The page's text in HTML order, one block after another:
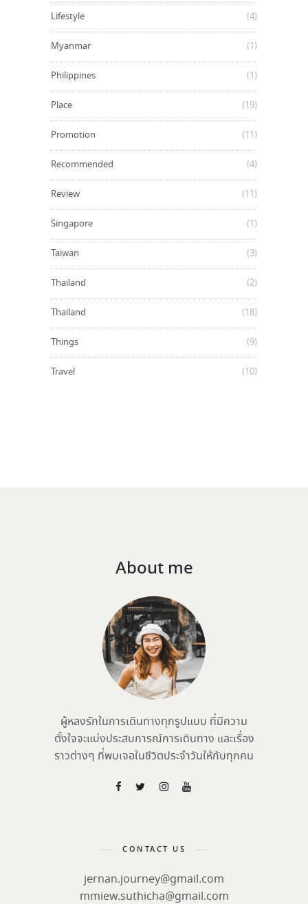
Lifestyle (4)
Myanmar (1)
Philippines (1)
Place (19)
Promotion (11)
Recommended (4)
Review (11)
Singapore (1)
Taiwan (3)
Thailand (2)
Thailand (18)
Things (9)
Travel (10)
About me
ผู้หลงรักในการเดินทางทุกรูปแบบ ที่มีความ
ตั้งใจจะแบ่งประสบการณ์การเดินทาง และเรื่อง
ราวต่างๆ ที่พบเจอในชีวิตประจำวันให้กับทุกคน
CONTACT US
jernan.journey@gmail.com
mmiew.suthicha@gmail.com